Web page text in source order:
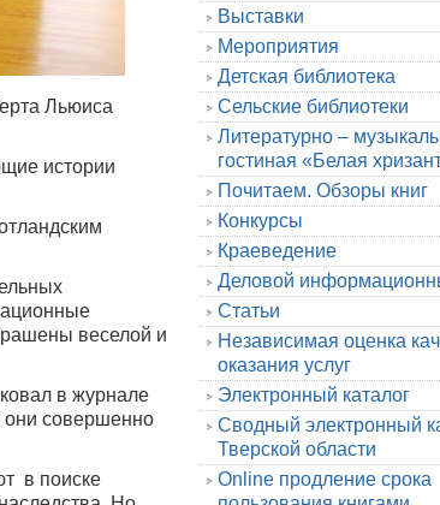
Льюиса
истории
веселой и
в журнале
они совершенно
в поиске
Выставки
Мероприятия
Детская библиотека
Сельские библиотеки
Литературно –
гостиная «Белая
Почитаем. Обзоры книг
Конкурсы
Краеведение
Деловой
Статьи
Независимая оценка
оказания услуг
Электронный каталог
Сводный электронный
Тверской области
Online продление срока